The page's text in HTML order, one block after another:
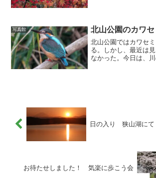
写真館 北山公園のカワセ
北山公園ではカワセ
る。しかし、最近は
なかった。今日は、川
日の入り 狭山湖にて
お待たせしました！ 気楽に歩こう会